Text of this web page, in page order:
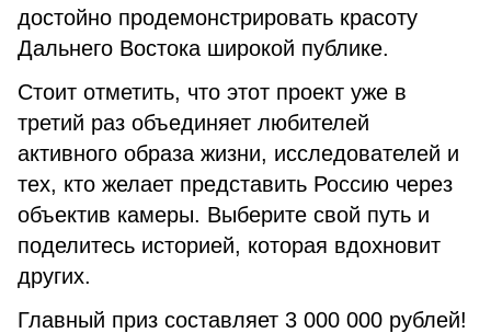
достойно продемонстрировать красоту
Дальнего Востока широкой публике.
Стоит отметить, что этот проект уже в
третий раз объединяет любителей
активного образа жизни, исследователей и
тех, кто желает представить Россию через
объектив камеры. Выберите свой путь и
поделитесь историей, которая вдохновит
других.
Главный приз составляет 3 000 000 рублей!